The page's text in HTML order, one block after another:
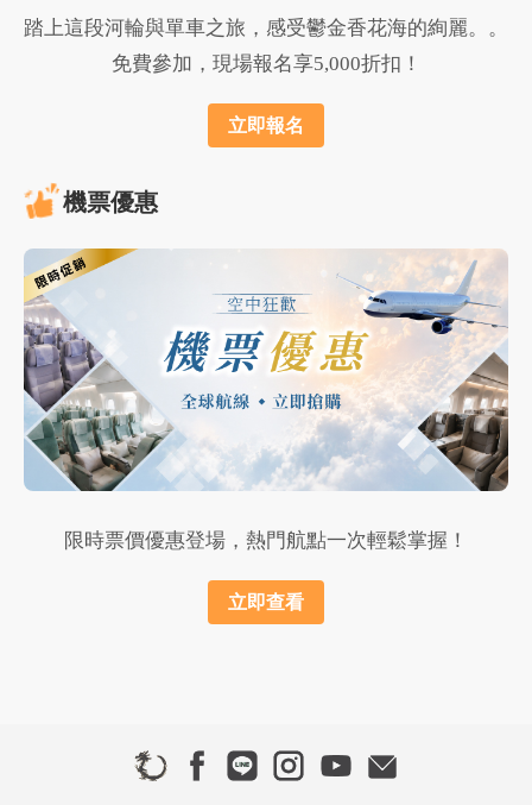
踏上這段河輪與單車之旅，感受鬱金香花海的絢麗。。
免費參加，現場報名享5,000折扣！
立即報名
機票優惠
限時票價優惠登場，熱門航點一次輕鬆掌握！
立即查看